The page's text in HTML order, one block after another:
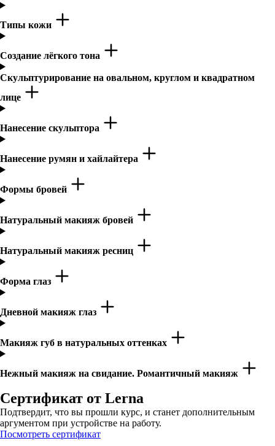
Типы кожи
Создание лёгкого тона
Скульптурирование на овальном, круглом и квадратном
лице
Нанесение скульптора
Нанесение румян и хайлайтера
Формы бровей
Натуральный макияж бровей
Натуральный макияж ресниц
Форма глаз
Дневной макияж глаз
Макияж губ в натуральных оттенках
Нежный макияж на свидание. Романтичный макияж
Сертификат от Lerna
Подтвердит, что вы прошли курс, и станет дополнительным
аргументом при устройстве на работу.
Посмотреть сертификат